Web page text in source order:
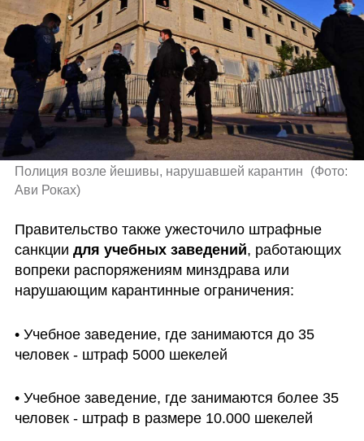
Полиция возле йешивы, нарушавшей карантин (Фото:
Ави Роках)
Правительство также ужесточило штрафные
санкции для учебных заведений, работающих
вопреки распоряжениям минздрава или
нарушающим карантинные ограничения:
• Учебное заведение, где занимаются до 35
человек - штраф 5000 шекелей
• Учебное заведение, где занимаются более 35
человек - штраф в размере 10.000 шекелей